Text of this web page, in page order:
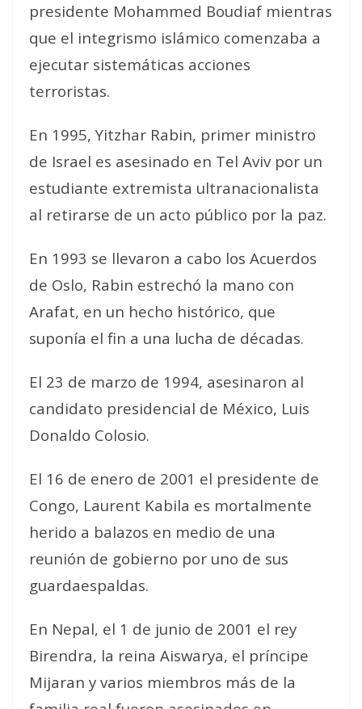
presidente Mohammed Boudiaf mientras
que el integrismo islámico comenzaba a
ejecutar sistemáticas acciones
terroristas.
En 1995, Yitzhar Rabin, primer ministro
de Israel es asesinado en Tel Aviv por un
estudiante extremista ultranacionalista
al retirarse de un acto público por la paz.
En 1993 se llevaron a cabo los Acuerdos
de Oslo, Rabin estrechó la mano con
Arafat, en un hecho histórico, que
suponía el fin a una lucha de décadas.
El 23 de marzo de 1994, asesinaron al
candidato presidencial de México, Luis
Donaldo Colosio.
El 16 de enero de 2001 el presidente de
Congo, Laurent Kabila es mortalmente
herido a balazos en medio de una
reunión de gobierno por uno de sus
guardaespaldas.
En Nepal, el 1 de junio de 2001 el rey
Birendra, la reina Aiswarya, el príncipe
Mijaran y varios miembros más de la